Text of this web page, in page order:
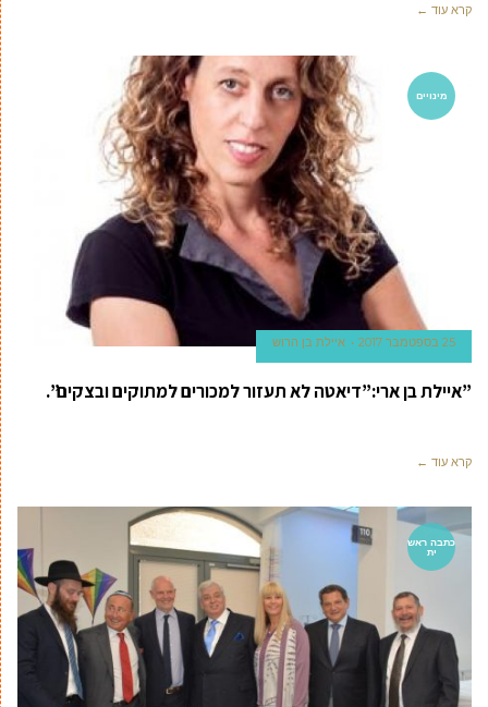
קרא עוד ←
מינויים
25 בספטמבר 2017 איילת בן הרוש
”איילת בן ארי:”דיאטה לא תעזור למכורים למתוקים ובצקים”.
קרא עוד ←
כתבה ראש
ית